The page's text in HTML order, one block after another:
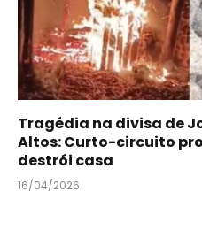
Tragédia na divisa de
Altos: Curto-circuito
destrói casa
16/04/2026